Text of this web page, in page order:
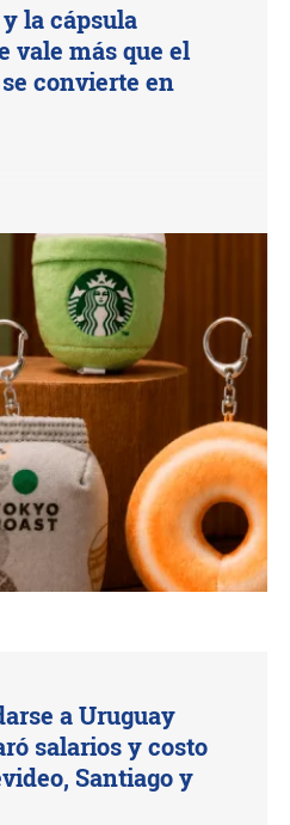
la cápsula
vale más que el
convierte en
a Uruguay
salarios y costo
Santiago y